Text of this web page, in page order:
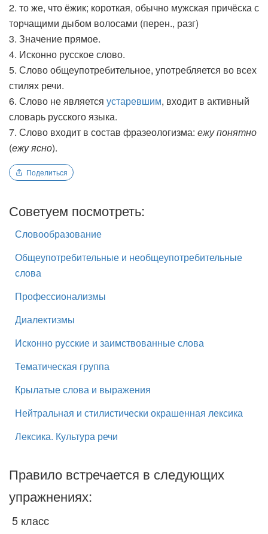
2. то же, что ёжик; короткая, обычно мужская причёска с
торчащими дыбом волосами (перен., разг)
3. Значение прямое.
4. Исконно русское слово.
5. Слово общеупотребительное, употребляется во всех
стилях речи.
6. Слово не является устаревшим, входит в активный
словарь русского языка.
7. Слово входит в состав фразеологизма: ежу понятно
(ежу ясно).
Поделиться
Советуем посмотреть:
Словообразование
Общеупотребительные и необщеупотребительные
слова
Профессионализмы
Диалектизмы
Исконно русские и заимствованные слова
Тематическая группа
Крылатые слова и выражения
Нейтральная и стилистически окрашенная лексика
Лексика. Культура речи
Правило встречается в следующих
упражнениях:
5 класс